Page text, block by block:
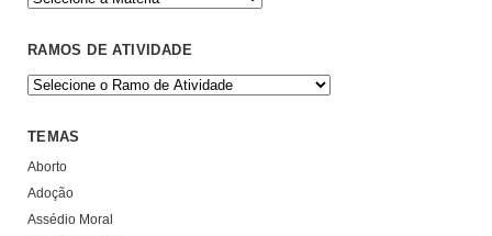
RAMOS DE ATIVIDADE
TEMAS
Aborto
Adoção
Assédio Moral